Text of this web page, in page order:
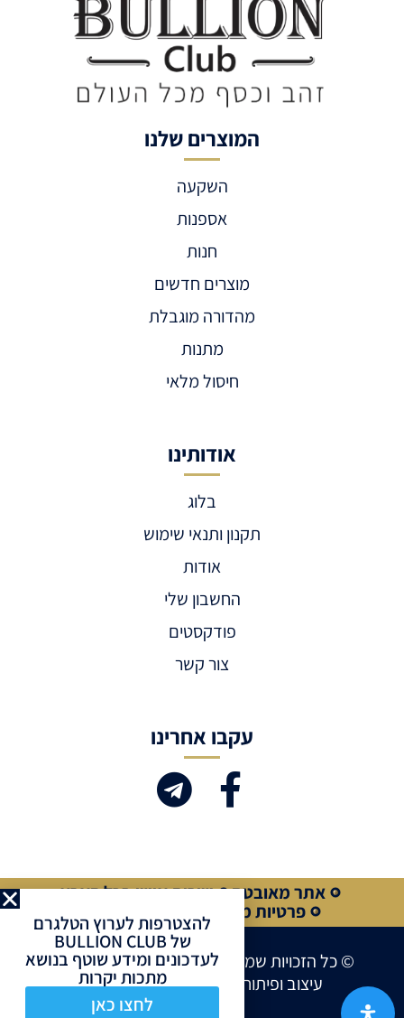
המוצרים שלנו
השקעה
אספנות
חנות
מוצרים חדשים
מהדורה מוגבלת
מתנות
חיסול מלאי
אודותינו
בלוג
תקנון ותנאי שימוש
אודות
החשבון שלי
פודקסטים
צור קשר
עקבו אחרינו
אתר מאובטח
שירות אישי בכל הארץ
פרטיות מלאה
קנייה מאובטחת
עיצוב ופיתוח אתרים ע”יSite Market
© כל הזכויות שמורות לחברת BULLION CLUB
להצטרפות לערוץ הטלגרם
של BULLION CLUB
לעדכונים ומידע שוטף בנושא
מתכות יקרות
לחצו כאן